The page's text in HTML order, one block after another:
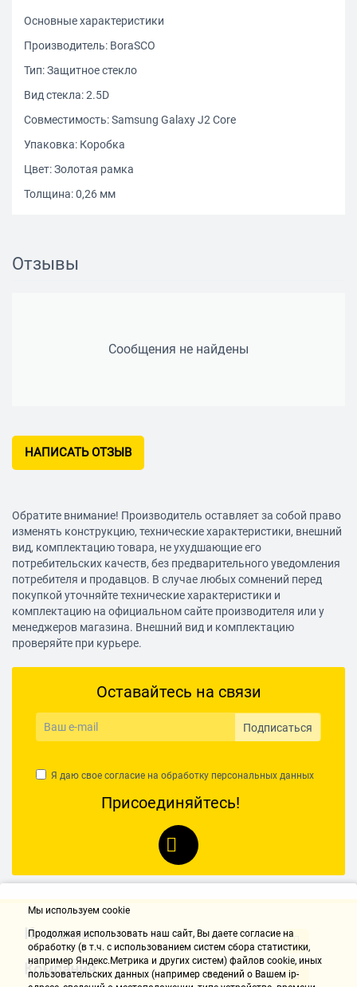
Основные характеристики
Производитель: BoraSCO
Тип: Защитное стекло
Вид стекла: 2.5D
Совместимость: Samsung Galaxy J2 Core
Упаковка: Коробка
Цвет: Золотая рамка
Толщина: 0,26 мм
Отзывы
Сообщения не найдены
НАПИСАТЬ ОТЗЫВ
Обратите внимание! Производитель оставляет за собой право
изменять конструкцию, технические характеристики, внешний
вид, комплектацию товара, не ухудшающие его
потребительских качеств, без предварительного уведомления
потребителя и продавцов. В случае любых сомнений перед
покупкой уточняйте технические характеристики и
комплектацию на официальном сайте производителя или у
менеджеров магазина. Внешний вид и комплектацию
проверяйте при курьере.
Оставайтесь на связи
Подписаться
Я даю свое согласие на обработку персональных данных
Присоединяйтесь!
Контакты
Компания
Мы используем cookie
Продолжая использовать наш cайт, Вы даете согласие на
обработку (в т.ч. с использованием систем сбора статистики,
например Яндекс.Метрика и других систем) файлов cookie, иных
пользовательских данных (например сведений о Вашем ip-